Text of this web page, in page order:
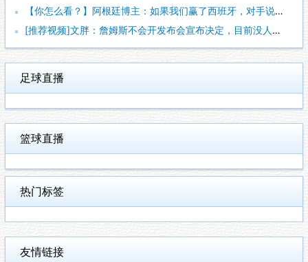
【你怎么看？】阿根廷博主：如果我们赢了西班牙，对手说故意放水
[推荐视频]文胖：詹姆斯不会开发布会宣布决定，目前没人知道他
足球直播
篮球直播
热门标签
友情链接